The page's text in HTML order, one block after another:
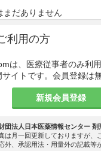
まだありません
利用の方
は、医療従事者のみ利
サイトです。会員登録は
新規会員登録
団法人日本医薬情報センター
は月一回更新しておりますが
外、承認用法・用量外の記載